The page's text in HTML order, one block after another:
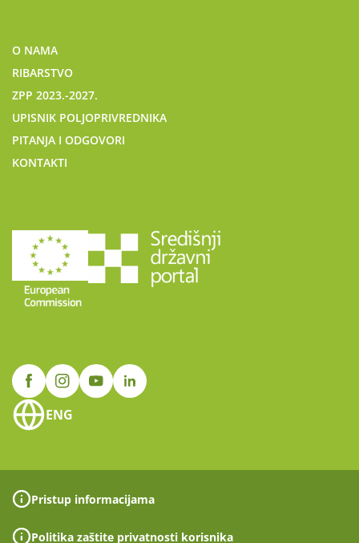
O NAMA
RIBARSTVO
ZPP 2023.-2027.
UPISNIK POLJOPRIVREDNIKA
PITANJA I ODGOVORI
KONTAKTI
ENG
Pristup informacijama
Politika zaštite privatnosti korisnika